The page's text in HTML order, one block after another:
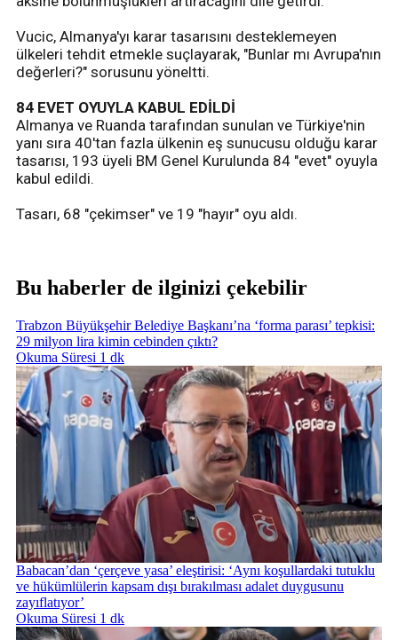
Vucic, Almanya'yı karar tasarısını desteklemeyen
ülkeleri tehdit etmekle suçlayarak, "Bunlar mı Avrupa'nın
değerleri?" sorusunu yöneltti.
84 EVET OYUYLA KABUL EDİLDİ
Almanya ve Ruanda tarafından sunulan ve Türkiye'nin
yanı sıra 40'tan fazla ülkenin eş sunucusu olduğu karar
tasarısı, 193 üyeli BM Genel Kurulunda 84 "evet" oyuyla
kabul edildi.
Tasarı, 68 "çekimser" ve 19 "hayır" oyu aldı.
Bu haberler de ilginizi çekebilir
Trabzon Büyükşehir Belediye Başkanı’na ‘forma parası’ tepkisi:
29 milyon lira kimin cebinden çıktı?
Okuma Süresi 1 dk
Babacan’dan ‘çerçeve yasa’ eleştirisi: ‘Aynı koşullardaki tutuklu
ve hükümlülerin kapsam dışı bırakılması adalet duygusunu
zayıflatıyor’
Okuma Süresi 1 dk